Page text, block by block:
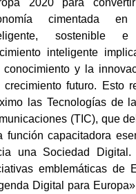
cimentada
sostenible
inteligente
conocimiento y la
crecimiento futuro. Esto
las Tecnologías de
(TIC), que
función capacitadora
una Sociedad
emblemáticas de
Digital para